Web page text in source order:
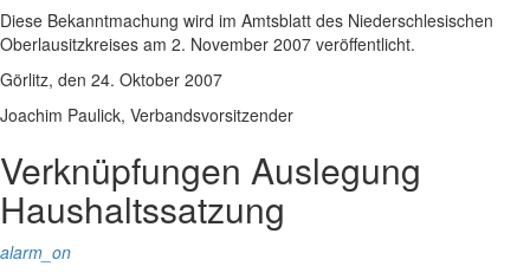
Diese Bekanntmachung wird im Amtsblatt des Niederschlesischen
Oberlausitzkreises am 2. November 2007 veröffentlicht.
Görlitz, den 24. Oktober 2007
Joachim Paulick, Verbandsvorsitzender
Verknüpfungen Auslegung
Haushaltssatzung
alarm_on